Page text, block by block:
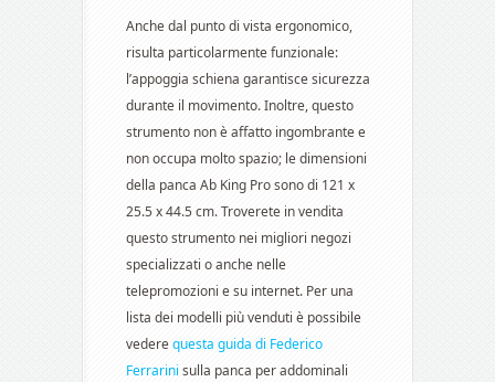
Anche dal punto di vista ergonomico,
risulta particolarmente funzionale:
l’appoggia schiena garantisce sicurezza
durante il movimento. Inoltre, questo
strumento non è affatto ingombrante e
non occupa molto spazio; le dimensioni
della panca Ab King Pro sono di 121 x
25.5 x 44.5 cm. Troverete in vendita
questo strumento nei migliori negozi
specializzati o anche nelle
telepromozioni e su internet. Per una
lista dei modelli più venduti è possibile
vederequesta guida di Federico
Ferrarini sulla panca per addominali